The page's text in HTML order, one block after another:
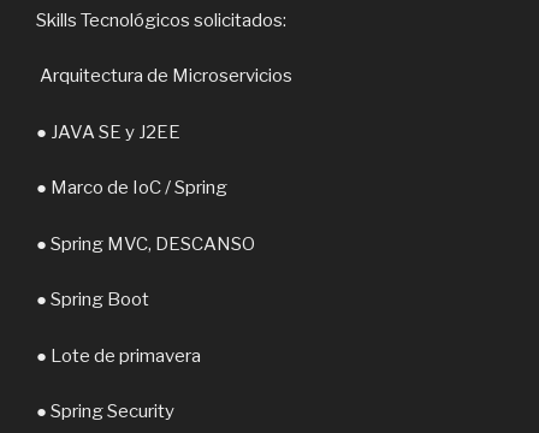
Skills Tecnológicos solicitados:
Arquitectura de Microservicios
● JAVA SE y J2EE
● Marco de IoC / Spring
● Spring MVC, DESCANSO
● Spring Boot
● Lote de primavera
● Spring Security